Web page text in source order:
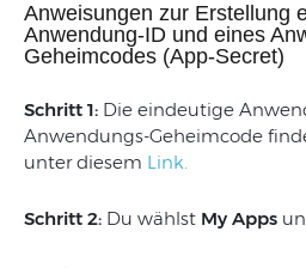
Anweisungen zur Erstellung
Anwendung-ID und eines
Geheimcodes (App-Secret)
Schritt 1: Die eindeutige
Anwendungs-Geheimcode
unter diesem Link.
Schritt 2: Du wählst My Apps